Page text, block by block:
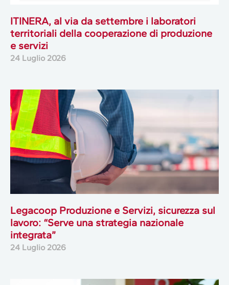
ITINERA, al via da settembre i laboratori
territoriali della cooperazione di produzione
e servizi
24 Luglio 2026
Legacoop Produzione e Servizi, sicurezza sul
lavoro: “Serve una strategia nazionale
integrata”
24 Luglio 2026